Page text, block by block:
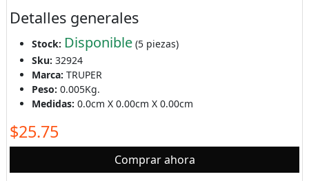
Detalles generales
Stock: Disponible(5 piezas)
Sku: 32924
Marca: TRUPER
Peso: 0.005Kg.
Medidas: 0.0cm X 0.00cm X 0.00cm
$25.75
Comprar ahora